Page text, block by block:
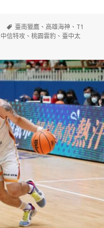
標
籤
臺南獵鷹 、高雄海神 、 T1
中信特攻 、桃園雲豹 、 臺中太